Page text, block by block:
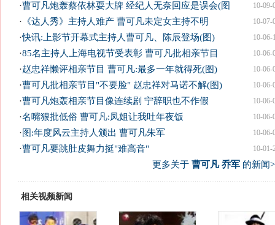
10-09-
·曹可凡炮轰蔡依林耍大牌 经纪人无奈回应是误会(图
10-07-
· 《达人秀》主持人难产 曹可凡未定女主持不明
10-06-
·快讯:上影节开幕式主持人曹可凡、陈辰登场(图)
10-06-
·85名主持人上海电视节受表彰 曹可凡批相亲节目
10-06-
·赵忠祥懒评相亲节目 曹可凡:最多一年就得死(图)
10-06-
·曹可凡批相亲节目"不要脸" 赵忠祥对马诺不解(图)
10-06-
·曹可凡炮轰相亲节目像连续剧 宁辞职也不作假
10-06-
·名嘴狠批低俗 曹可凡:凤姐让我吐年夜饭
10-06-
· 图:年度风云主持人颁出 曹可凡朱军
10-01-
·曹可凡要跳肚皮舞力挺"难高音"
更多关于 曹可凡 乔军的新闻
相关视频新闻